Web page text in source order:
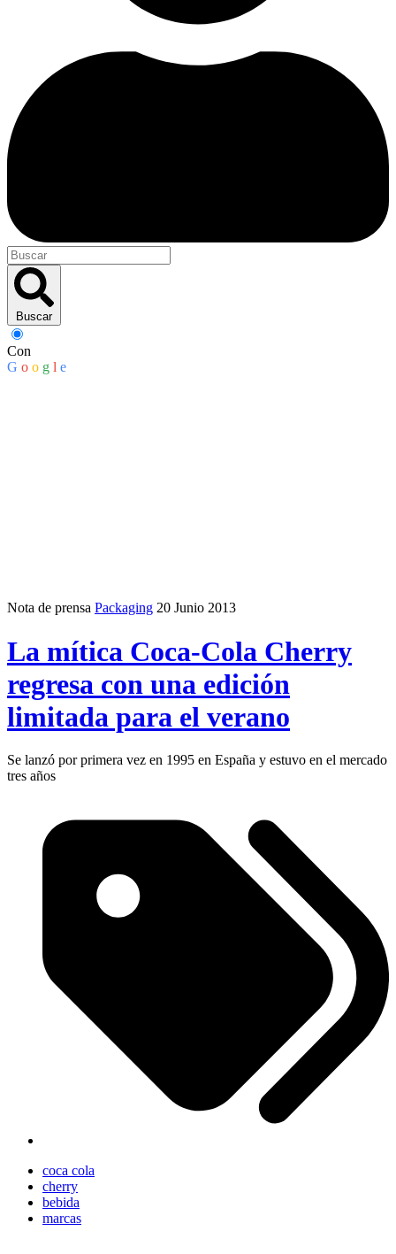
Buscar
Con
G o o g l e
Nota de prensa Packaging 20 Junio 2013
La mítica Coca-Cola Cherry
regresa con una edición
limitada para el verano
Se lanzó por primera vez en 1995 en España y estuvo en el mercado
tres años
coca cola
cherry
bebida
marcas